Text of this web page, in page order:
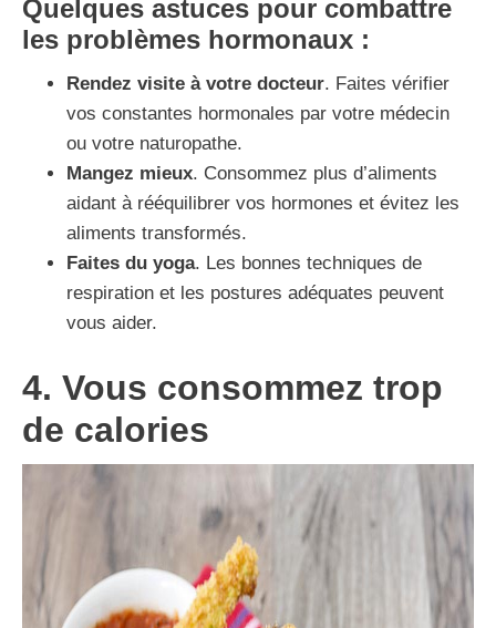
Quelques astuces pour combattre
les problèmes hormonaux :
Rendez visite à votre docteur. Faites vérifier
vos constantes hormonales par votre médecin
ou votre naturopathe.
Mangez mieux. Consommez plus d’aliments
aidant à rééquilibrer vos hormones et évitez les
aliments transformés.
Faites du yoga. Les bonnes techniques de
respiration et les postures adéquates peuvent
vous aider.
4. Vous consommez trop
de calories